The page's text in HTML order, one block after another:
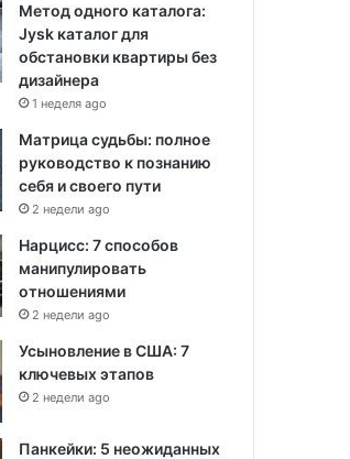
Метод одного каталога:
Jysk каталог для
обстановки квартиры без
дизайнера
1 неделя ago
Матрица судьбы: полное
руководство к познанию
себя и своего пути
2 недели ago
Нарцисс: 7 способов
манипулировать
отношениями
2 недели ago
Усыновление в США: 7
ключевых этапов
2 недели ago
Панкейки: 5 неожиданных